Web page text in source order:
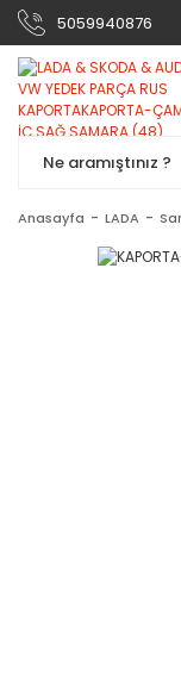
5059940876
Anasayfa LADA